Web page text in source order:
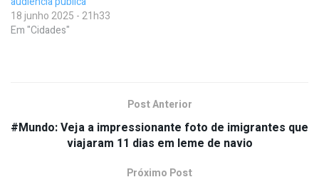
18 junho 2025 - 21h33
Em "Cidades"
Post Anterior
#Mundo: Veja a impressionante foto de imigrantes que
viajaram 11 dias em leme de navio
Próximo Post